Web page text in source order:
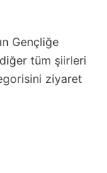
Gençliğe
diğer tüm şiirleri
ziyaret